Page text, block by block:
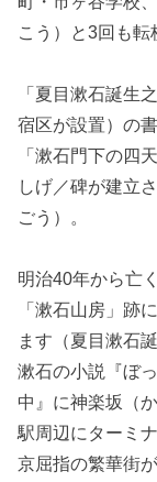
こう）と3回も転
「夏目漱石誕生
宿区が設置）の
「漱石門下の四
しげ／碑が建立
ごう）。
明治40年から亡
「漱石山房」跡
ます（夏目漱石
漱石の小説『ぼ
中』に神楽坂（
駅周辺にターミ
京屈指の繁華街